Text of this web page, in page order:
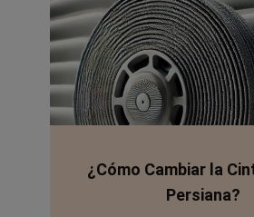
¿Cómo Cambiar la
Persiana?